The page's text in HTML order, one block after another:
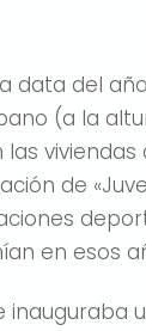
data del
(a la
de
en esos